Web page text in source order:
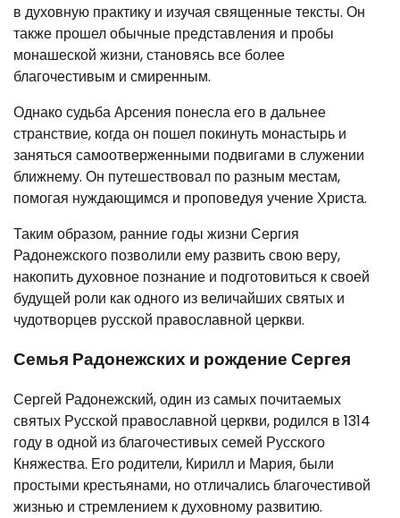
в духовную практику и изучая священные тексты. Он
также прошел обычные представления и пробы
монашеской жизни, становясь все более
благочестивым и смиренным.
Однако судьба Арсения понесла его в дальнее
странствие, когда он пошел покинуть монастырь и
заняться самоотверженными подвигами в служении
ближнему. Он путешествовал по разным местам,
помогая нуждающимся и проповедуя учение Христа.
Таким образом, ранние годы жизни Сергия
Радонежского позволили ему развить свою веру,
накопить духовное познание и подготовиться к своей
будущей роли как одного из величайших святых и
чудотворцев русской православной церкви.
Семья Радонежских и рождение Сергея
Сергей Радонежский, один из самых почитаемых
святых Русской православной церкви, родился в 1314
году в одной из благочестивых семей Русского
Княжества. Его родители, Кирилл и Мария, были
простыми крестьянами, но отличались благочестивой
жизнью и стремлением к духовному развитию.